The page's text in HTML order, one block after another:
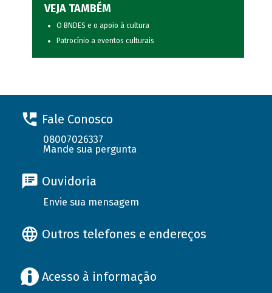
VEJA TAMBÉM
O BNDES e o apoio à cultura
Patrocínio a eventos culturais
Fale Conosco
08007026337
Mande sua pergunta
Ouvidoria
Envie sua mensagem
Outros telefones e endereços
Acesso à informação